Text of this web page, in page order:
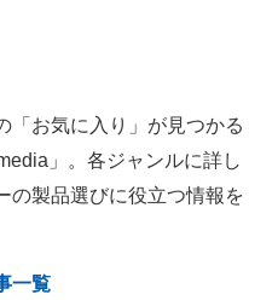
「お気に入り」が見つかる
」。各ジャンルに詳し
の製品選びに役立つ情報を
一覧